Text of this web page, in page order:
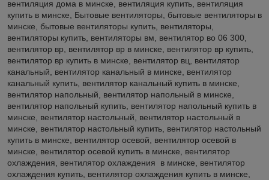
вентиляция дома в минске, вентиляция купить, вентиляция
купить в минске, Бытовые вентиляторы, бытовые вентиляторы в
минске, бытовые вентиляторы купить, вентиляторы,
вентиляторы купить, вентиляторы вм, вентилятор во 06 300,
вентилятор вр, вентилятор вр в минске, вентилятор вр купить,
вентилятор вр купить в минске, вентилятор вц, вентилятор
канальный, вентилятор канальный в минске, вентилятор
канальный купить, вентилятор канальный купить в минске,
вентилятор напольный, вентилятор напольный в минске,
вентилятор напольный купить, вентилятор напольный купить в
минске, вентилятор настольный, вентилятор настольный в
минске, вентилятор настольный купить, вентилятор настольный
купить в минске, вентилятор осевой, вентилятор осевой в
минске, вентилятор осевой купить в минске, вентилятор
охлаждения, вентилятор охлаждения в минске, вентилятор
охлаждения купить, вентилятор охлаждения купить в минске,